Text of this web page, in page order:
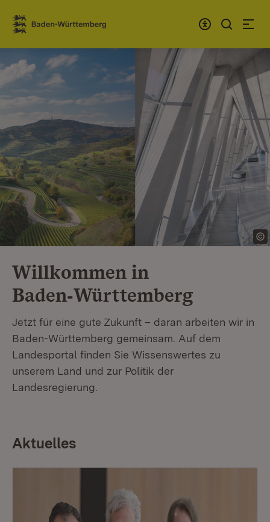
Zum Inhalt springen
Link zur Startseite
Willkommen in
Baden‑Württemberg
Jetzt für eine gute Zukunft – daran arbeiten wir in
Baden-Württemberg gemeinsam. Auf dem
Landesportal finden Sie Wissenswertes zu
unserem Land und zur Politik der
Landesregierung.
Aktuelles